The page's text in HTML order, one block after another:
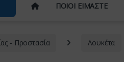
ΠΟΙΟΙ ΕΙΜΑΣΤΕ
- Προστασία Λουκέτα